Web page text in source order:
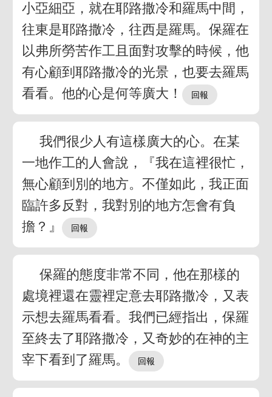
小亞細亞，就在耶路撒冷和羅馬中間，
往東是耶路撒冷，往西是羅馬。保羅在
以弗所勞苦作工且面對攻擊的時候，他
有心顧到耶路撒冷的光景，也要去羅馬
看看。他的心是何等廣大！
我們很少人有這樣廣大的心。在某
一地作工的人會說，『我在這裡很忙，
無心顧到別的地方。不僅如此，我正面
臨許多反對，我對別的地方怎會有負
擔？』
保羅的態度非常不同，他在那樣的
處境裡還在靈裡定意去耶路撒冷，又表
示想去羅馬看看。我們已經指出，保羅
至終去了耶路撒冷，又奇妙的在神的主
宰下看到了羅馬。